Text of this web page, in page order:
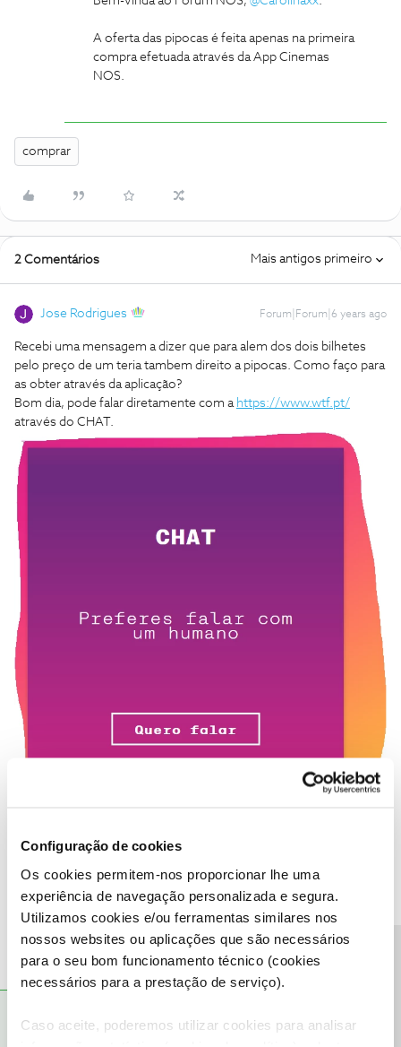
Configuração de cookies
Os cookies permitem-nos proporcionar lhe uma
experiência de navegação personalizada e segura.
Utilizamos cookies e/ou ferramentas similares nos
nossos websites ou aplicações que são necessários
para o seu bom funcionamento técnico (cookies
necessários para a prestação de serviço).
Caso aceite, poderemos utilizar cookies para analisar
A oferta das pipocas é feita apenas na primeira
compra efetuada através da App Cinemas
NOS.
comprar
2 Comentários Mais antigos primeiro
Jose Rodrigues Forum|Forum|6 years ago
Recebi uma mensagem a dizer que para alem dos dois bilhetes
pelo preço de um teria tambem direito a pipocas. Como faço para
as obter através da aplicação?
Bom dia, pode falar diretamente com a https://www.wtf.pt/
através do CHAT.